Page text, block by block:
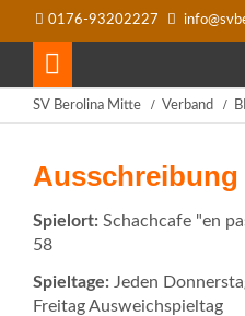
0176-93202227
SV Berolina Mitte Verband
Ausschreibung
Spielort: Schachcafe "en
58
Spieltage: Jeden
Freitag Ausweichspieltag